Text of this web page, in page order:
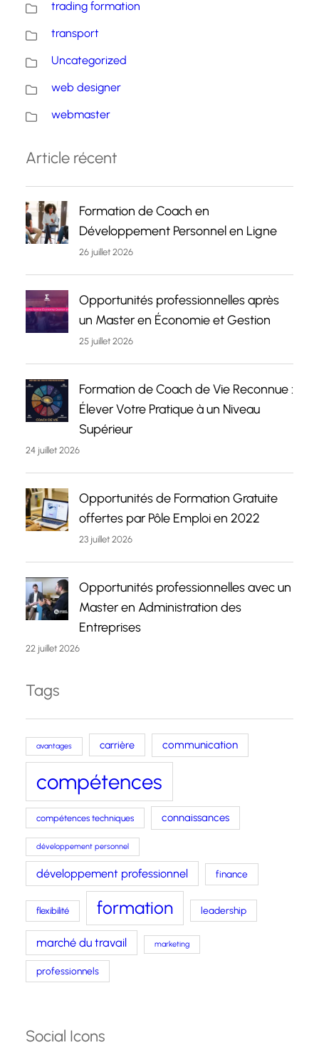
trading formation
transport
Uncategorized
web designer
webmaster
Article récent
Formation de Coach en
Développement Personnel en Ligne
26 juillet 2026
Opportunités professionnelles après
un Master en Économie et Gestion
25 juillet 2026
Formation de Coach de Vie Reconnue :
Élever Votre Pratique à un Niveau
Supérieur
24 juillet 2026
Opportunités de Formation Gratuite
offertes par Pôle Emploi en 2022
23 juillet 2026
Opportunités professionnelles avec un
Master en Administration des
Entreprises
22 juillet 2026
Tags
avantages carrière communication
compétences
compétences techniques connaissances
développement personnel
développement professionnel finance
flexibilité formation leadership
marché du travail marketing
professionnels
Social Icons